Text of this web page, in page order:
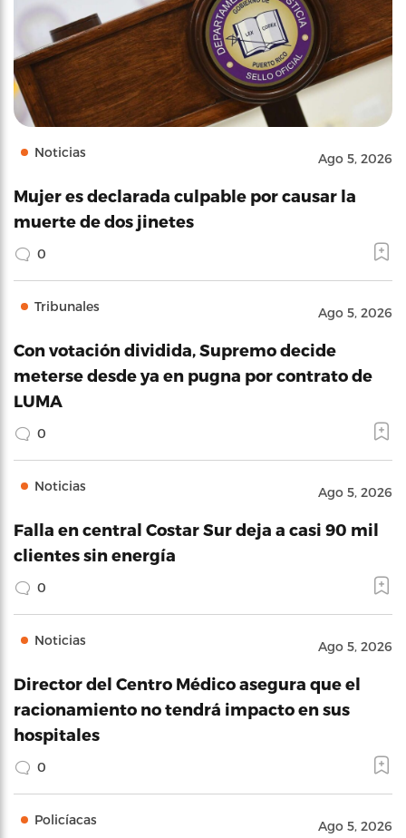
Noticias Ago 5, 2026
Mujer es declarada culpable por causar la
muerte de dos jinetes
0
Tribunales Ago 5, 2026
Con votación dividida, Supremo decide
meterse desde ya en pugna por contrato de
LUMA
0
Noticias Ago 5, 2026
Falla en central Costar Sur deja a casi 90 mil
clientes sin energía
0
Noticias Ago 5, 2026
Director del Centro Médico asegura que el
racionamiento no tendrá impacto en sus
hospitales
0
Policíacas Ago 5, 2026